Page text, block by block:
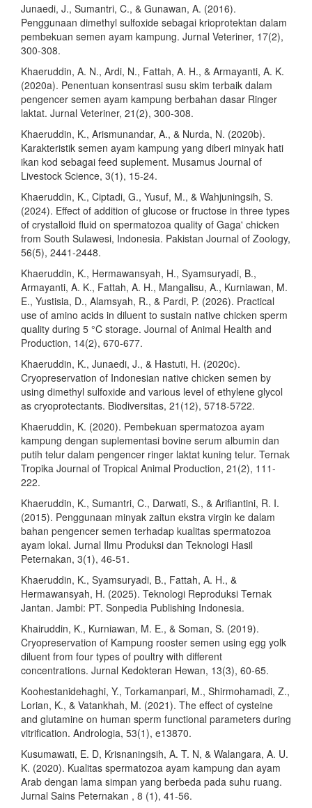
Junaedi, J., Sumantri, C., & Gunawan, A. (2016).
Penggunaan dimethyl sulfoxide sebagai krioprotektan dalam
pembekuan semen ayam kampung. Jurnal Veteriner, 17(2),
300-308.
Khaeruddin, A. N., Ardi, N., Fattah, A. H., & Armayanti, A. K.
(2020a). Penentuan konsentrasi susu skim terbaik dalam
pengencer semen ayam kampung berbahan dasar Ringer
laktat. Jurnal Veteriner, 21(2), 300-308.
Khaeruddin, K., Arismunandar, A., & Nurda, N. (2020b).
Karakteristik semen ayam kampung yang diberi minyak hati
ikan kod sebagai feed suplement. Musamus Journal of
Livestock Science, 3(1), 15-24.
Khaeruddin, K., Ciptadi, G., Yusuf, M., & Wahjuningsih, S.
(2024). Effect of addition of glucose or fructose in three types
of crystalloid fluid on spermatozoa quality of Gaga' chicken
from South Sulawesi, Indonesia. Pakistan Journal of Zoology,
56(5), 2441-2448.
Khaeruddin, K., Hermawansyah, H., Syamsuryadi, B.,
Armayanti, A. K., Fattah, A. H., Mangalisu, A., Kurniawan, M.
E., Yustisia, D., Alamsyah, R., & Pardi, P. (2026). Practical
use of amino acids in diluent to sustain native chicken sperm
quality during 5 °C storage. Journal of Animal Health and
Production, 14(2), 670-677.
Khaeruddin, K., Junaedi, J., & Hastuti, H. (2020c).
Cryopreservation of Indonesian native chicken semen by
using dimethyl sulfoxide and various level of ethylene glycol
as cryoprotectants. Biodiversitas, 21(12), 5718-5722.
Khaeruddin, K. (2020). Pembekuan spermatozoa ayam
kampung dengan suplementasi bovine serum albumin dan
putih telur dalam pengencer ringer laktat kuning telur. Ternak
Tropika Journal of Tropical Animal Production, 21(2), 111-
222.
Khaeruddin, K., Sumantri, C., Darwati, S., & Arifiantini, R. I.
(2015). Penggunaan minyak zaitun ekstra virgin ke dalam
bahan pengencer semen terhadap kualitas spermatozoa
ayam lokal. Jurnal Ilmu Produksi dan Teknologi Hasil
Peternakan, 3(1), 46-51.
Khaeruddin, K., Syamsuryadi, B., Fattah, A. H., &
Hermawansyah, H. (2025). Teknologi Reproduksi Ternak
Jantan. Jambi: PT. Sonpedia Publishing Indonesia.
Khairuddin, K., Kurniawan, M. E., & Soman, S. (2019).
Cryopreservation of Kampung rooster semen using egg yolk
diluent from four types of poultry with different
concentrations. Jurnal Kedokteran Hewan, 13(3), 60-65.
Koohestanidehaghi, Y., Torkamanpari, M., Shirmohamadi, Z.,
Lorian, K., & Vatankhah, M. (2021). The effect of cysteine
and glutamine on human sperm functional parameters during
vitrification. Andrologia, 53(1), e13870.
Kusumawati, E. D, Krisnaningsih, A. T. N, & Walangara, A. U.
K. (2020). Kualitas spermatozoa ayam kampung dan ayam
Arab dengan lama simpan yang berbeda pada suhu ruang.
Jurnal Sains Peternakan , 8 (1), 41-56.